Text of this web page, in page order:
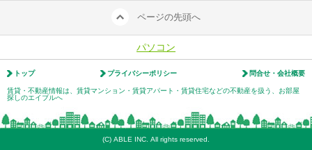
ページの先頭へ
パソコン
トップ プライバシーポリシー 問合せ・会社概要
賃貸・不動産情報は、賃貸マンション・賃貸アパート・賃貸住宅などの不動産を扱う、お部屋
探しのエイブルへ
(C) ABLE INC. All rights reserved.